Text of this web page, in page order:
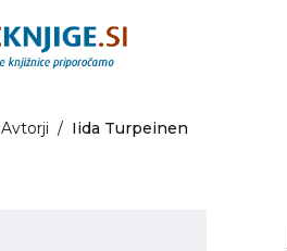
Avtorji / Iida Turpeinen